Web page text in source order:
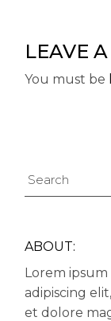
LEAVE
You must be
ABOUT:
Lorem
adipiscing
et dolore